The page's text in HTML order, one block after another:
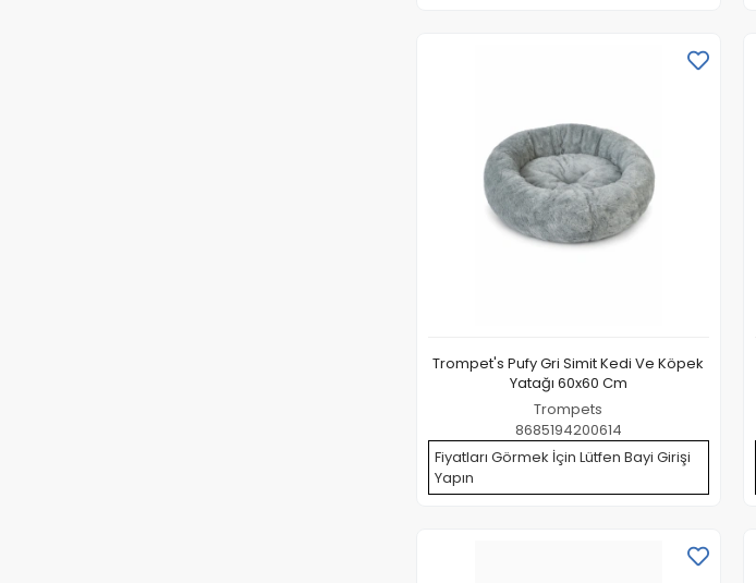
Trompet's Pufy Gri Simit Kedi Ve Köpek
Yatağı 60x60 Cm
Trompets
8685194200614
Fiyatları Görmek İçin Lütfen Bayi Girişi
Yapın